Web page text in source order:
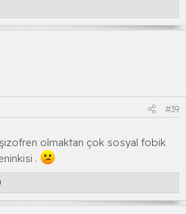
#39
olmaktan çok sosyal fobik
.